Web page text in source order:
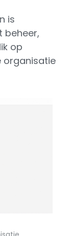
is
beheer,
op
organisatie